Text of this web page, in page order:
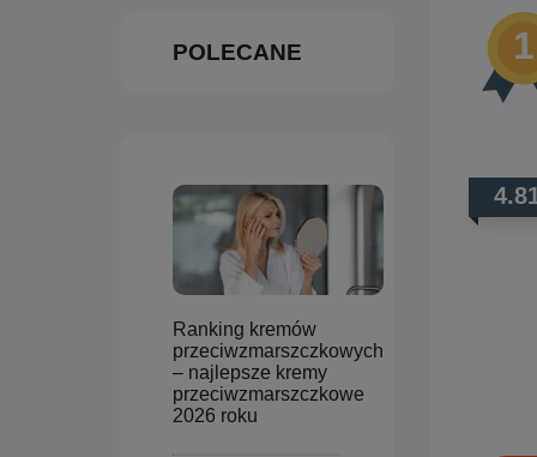
POLECANE
Ranking kremów
przeciwzmarszczkowych
– najlepsze kremy
przeciwzmarszczkowe
2026 roku